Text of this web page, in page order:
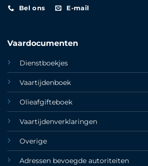
Bel ons E-mail
Vaardocumenten
Dienstboekjes
Vaartijdenboek
Olieafgifteboek
Vaartijdenverklaringen
Overige
Adressen bevoegde autoriteiten